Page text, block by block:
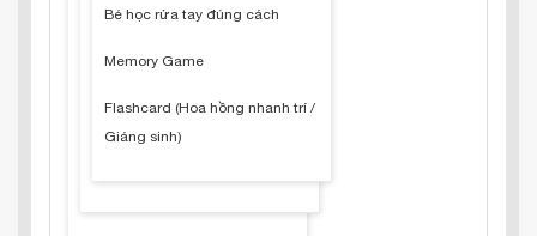
Bé học rửa tay đúng cách
Memory Game
Flashcard (Hoa hồng nhanh trí /
Giáng sinh)